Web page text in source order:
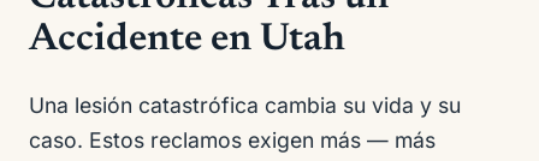
Accidente en Utah
Una lesión catastrófica cambia su vida y su
caso. Estos reclamos exigen más — más